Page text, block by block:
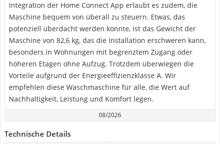
Integration der Home Connect App erlaubt es zudem, die
Maschine bequem von überall zu steuern. Etwas, das
potenziell überdacht werden könnte, ist das Gewicht der
Maschine von 82,6 kg, das die Installation erschweren kann,
besonders in Wohnungen mit begrenztem Zugang oder
höheren Etagen ohne Aufzug. Trotzdem überwiegen die
Vorteile aufgrund der Energieeffizienzklasse A. Wir
empfehlen diese Waschmaschine für alle, die Wert auf
Nachhaltigkeit, Leistung und Komfort legen.
08/2026
Technische Details